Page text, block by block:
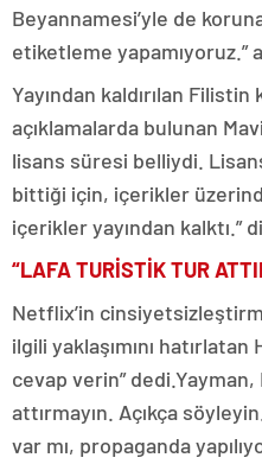
Beyannamesi’yle de
etiketleme yapamıyoruz.”
Yayından kaldırılan
açıklamalarda bulunan
lisans süresi belliydi.
bittiği için, içerikler
içerikler yayından kalktı.”
“LAFA TURİSTİK TUR
Netflix’in
ilgili yaklaşımını hatırlatan
cevap verin”
attırmayın. Açıkça
var mı, propaganda